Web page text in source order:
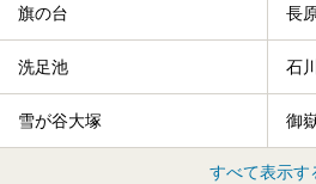
旗の台 長
洗足池 石
雪が谷大塚 御
すべて表示す